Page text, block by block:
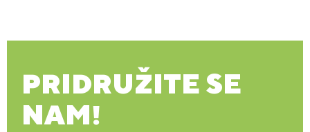
PRIDRUŽITE SE
NAM!